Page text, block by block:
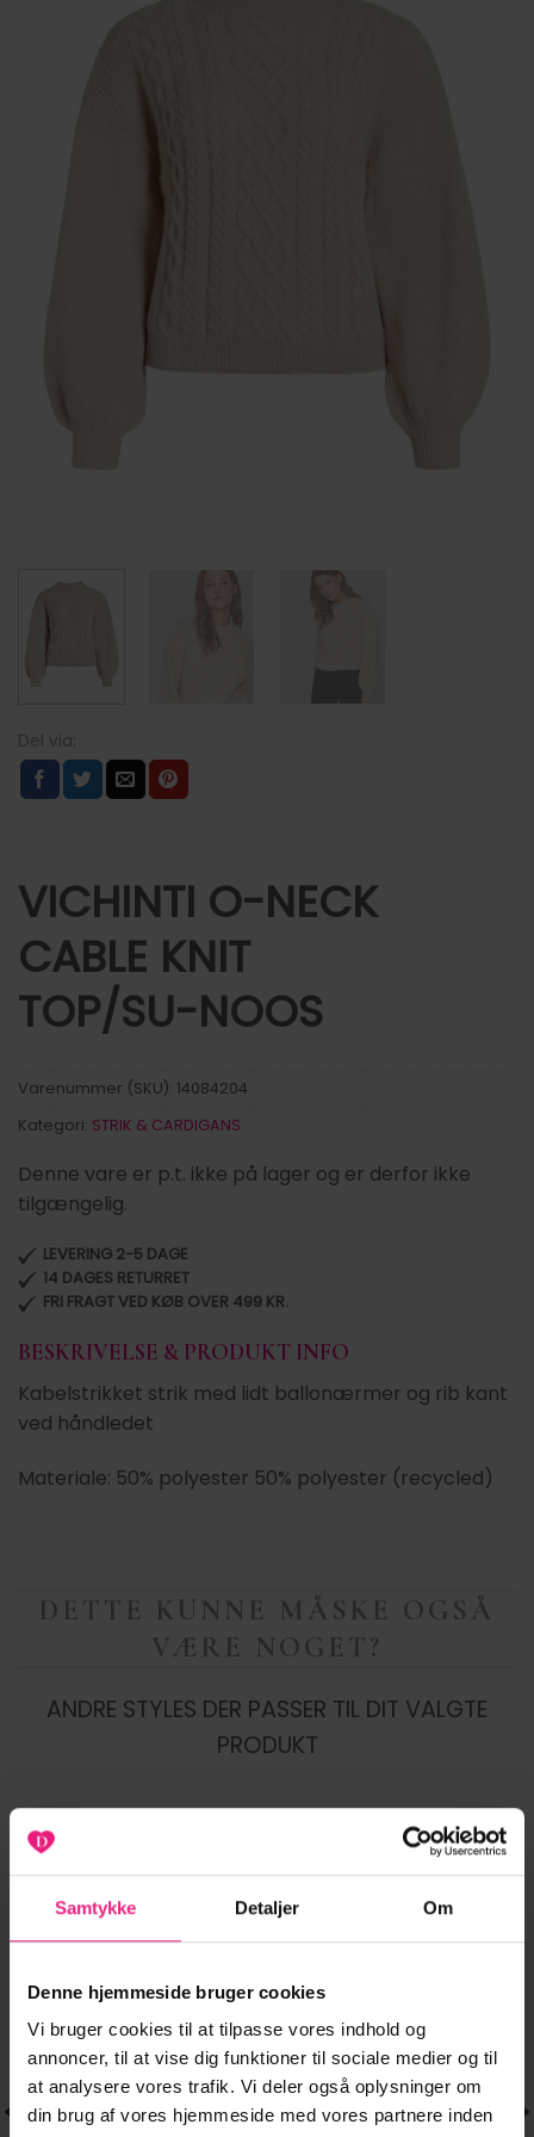
Samtykke Detaljer Om
Denne hjemmeside bruger cookies
Vi bruger cookies til at tilpasse vores indhold og
annoncer, til at vise dig funktioner til sociale medier og til
at analysere vores trafik. Vi deler også oplysninger om
din brug af vores hjemmeside med vores partnere inden
VICHINTI O-NECK
CABLE KNIT
TOP/SU-NOOS
Varenummer (SKU): 14084204
Kategori: STRIK & CARDIGANS
Denne vare er p.t. ikke på lager og er derfor ikke
tilgængelig.
LEVERING 2-5 DAGE
14 DAGES RETURRET
FRI FRAGT VED KØB OVER 499 KR.
BESKRIVELSE & PRODUKT INFO
Kabelstrikket strik med lidt ballonærmer og rib kant
ved håndledet
Materiale: 50% polyester 50% polyester (recycled)
DETTE KUNNE MÅSKE OGSÅ
VÆRE NOGET?
ANDRE STYLES DER PASSER TIL DIT VALGTE
PRODUKT
ønskeliste
Tilføj til
ønskeliste